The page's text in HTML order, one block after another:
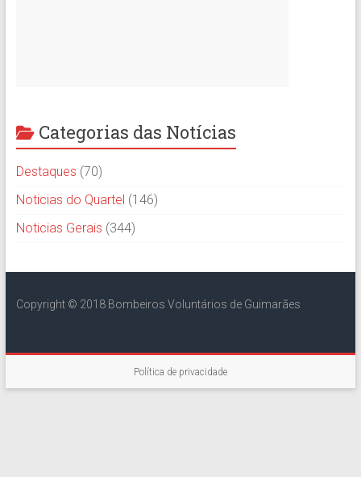
Categorias das Notícias
Destaques (70)
Noticias do Quartel (146)
Noticias Gerais (344)
Copyright © 2018 Bombeiros Voluntários de Guimarães
Política de privacidade